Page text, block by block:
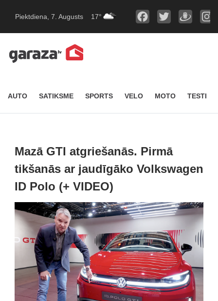
Piektdiena, 7. Augusts 17°
AUTO SATIKSME SPORTS VELO MOTO TESTI
Mazā GTI atgriešanās. Pirmā
tikšanās ar jaudīgāko Volkswagen
ID Polo (+ VIDEO)